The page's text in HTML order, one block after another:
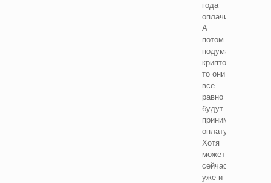
года
оплачивать.
А
потом
подумал,
криптой
то они
все
равно
будут
принимать
оплату.
Хотя
может
сейчас
уже и